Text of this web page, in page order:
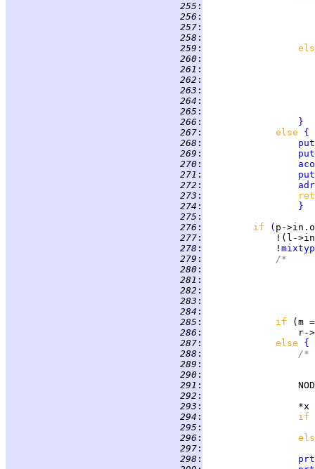
255 :
256 :
257 :
258 :
259 :
260 :
261 :
262 :
263 :
264 :
265 :
266 :
}
267 : else {
268 :
269 :
270 :
271 :
272 :
273 :
274 :
}
275 :
276 : if
(
277 :
278 :
             !
279 :
/*
280 :
281 :
282 :
283 :
284 :
285 : if
(m
286 :
287 : else {
288 :
/*
289 :
290 :
291 :
292 :
293 :
294 :
if
295 :
296 :
297 :
298 :